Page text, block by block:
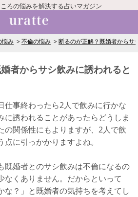
ろの悩みを解決する占いマガジン
悩み 不倫の悩み 断るのが正解？既婚者からサ
者からサシ飲みに誘われると
仕事終わったら2人で飲みに行かな
に誘われることがあったらどうしま
の関係性にもよりますが、2人で飲
に引っかかりますよね。
既婚者とのサシ飲みは不倫になるの
なくありません。だからといって
な？」と既婚者の気持ちを考えてし